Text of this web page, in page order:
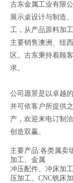
古东金属工业有限
展示桌设计与制造
工，从产品原料加
主要销售澳洲、纽
区。古东秉持着顾
求。
公司愿景是以卓越
并可依客户所提供
产，欢迎来电订制
创造双赢。
主要产品:各类属卖
加工、金属
冲压配件、冲床加
压加工、CNC铣床